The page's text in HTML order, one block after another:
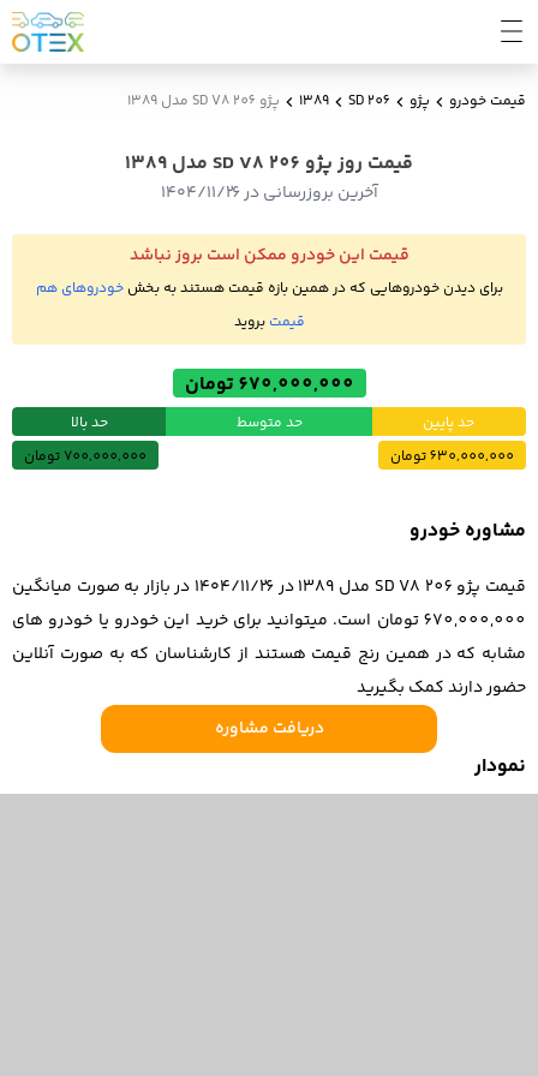
قیمت خودرو پژو 206 SD
1389 پژو 206 SD V8 مدل 1389
قیمت روز پژو 206 SD V8 مدل 1389
آخرین بروزرسانی در ۱۴۰۴/۱۱/۲۶
قیمت این خودرو ممکن است بروز نباشد
برای دیدن خودروهایی که در همین بازه قیمت هستند به بخش خودروهای هم
قیمتبروید
630,000,000 تومان
670,000,000 تومان
700,000,000 تومان
حد پایین حد متوسط حد بالا
مشاوره خودرو
قیمت پژو 206 SD V8 مدل 1389 در ۱۴۰۴/۱۱/۲۶ در بازار به صورت میانگین
670,000,000 تومان است. میتوانید برای خرید این خودرو یا خودرو های
مشابه که در همین رنج قیمت هستند از کارشناسان که به صورت آنلاین
حضور دارند کمک بگیرید
دریافت مشاوره
نمودار